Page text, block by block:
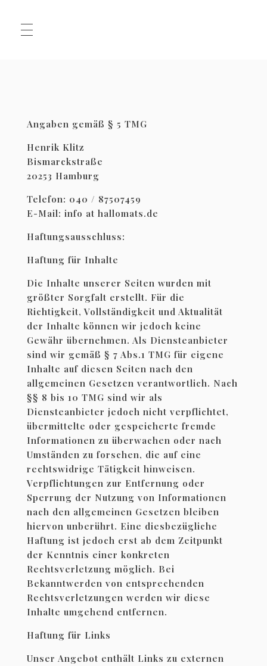
MATS
.JPG
Angaben gemäß § 5 TMG
Henrik Klitz
Bismarckstraße
20253 Hamburg
Telefon: 040 / 87507459
E-Mail: info at hallomats.de
Haftungsausschluss:
Haftung für Inhalte
Die Inhalte unserer Seiten wurden mit
größter Sorgfalt erstellt. Für die
Richtigkeit, Vollständigkeit und Aktualität
der Inhalte können wir jedoch keine
Gewähr übernehmen. Als Diensteanbieter
sind wir gemäß § 7 Abs.1 TMG für eigene
Inhalte auf diesen Seiten nach den
allgemeinen Gesetzen verantwortlich. Nach
§§ 8 bis 10 TMG sind wir als
Diensteanbieter jedoch nicht verpflichtet,
übermittelte oder gespeicherte fremde
Informationen zu überwachen oder nach
Umständen zu forschen, die auf eine
rechtswidrige Tätigkeit hinweisen.
Verpflichtungen zur Entfernung oder
Sperrung der Nutzung von Informationen
nach den allgemeinen Gesetzen bleiben
hiervon unberührt. Eine diesbezügliche
Haftung ist jedoch erst ab dem Zeitpunkt
der Kenntnis einer konkreten
Rechtsverletzung möglich. Bei
Bekanntwerden von entsprechenden
Rechtsverletzungen werden wir diese
Inhalte umgehend entfernen.
Haftung für Links
Unser Angebot enthält Links zu externen